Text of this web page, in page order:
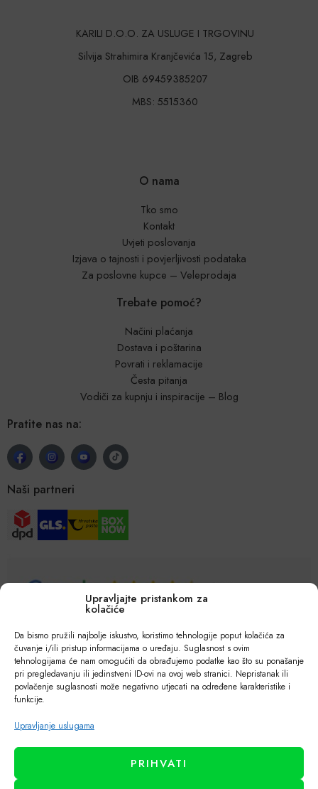
Upravljajte pristankom za
kolačiće
Da bismo pružili najbolje iskustvo, koristimo tehnologije poput kolačića za
čuvanje i/ili pristup informacijama o uređaju. Suglasnost s ovim
tehnologijama će nam omogućiti da obrađujemo podatke kao što su ponašanje
pri pregledavanju ili jedinstveni ID-ovi na ovoj web stranici. Nepristanak ili
povlačenje suglasnosti može negativno utjecati na određene karakteristike i
funkcije.
Upravljanje uslugama
PRIHVATI
KARILI D.O.O. ZA USLUGE I TRGOVINU
Silvija Strahimira Kranjčevića 15, Zagreb
OIB 69459385207
MBS: 5515360
O nama
Tko smo
Kontakt
Uvjeti poslovanja
Izjava o tajnosti i povjerljivosti podataka
Za poslovne kupce – Veleprodaja
Trebate pomoć?
Načini plaćanja
Dostava i poštarina
Povrati i reklamacije
Česta pitanja
Vodiči za kupnju i inspiracije – Blog
Pratite nas na:
Naši partneri